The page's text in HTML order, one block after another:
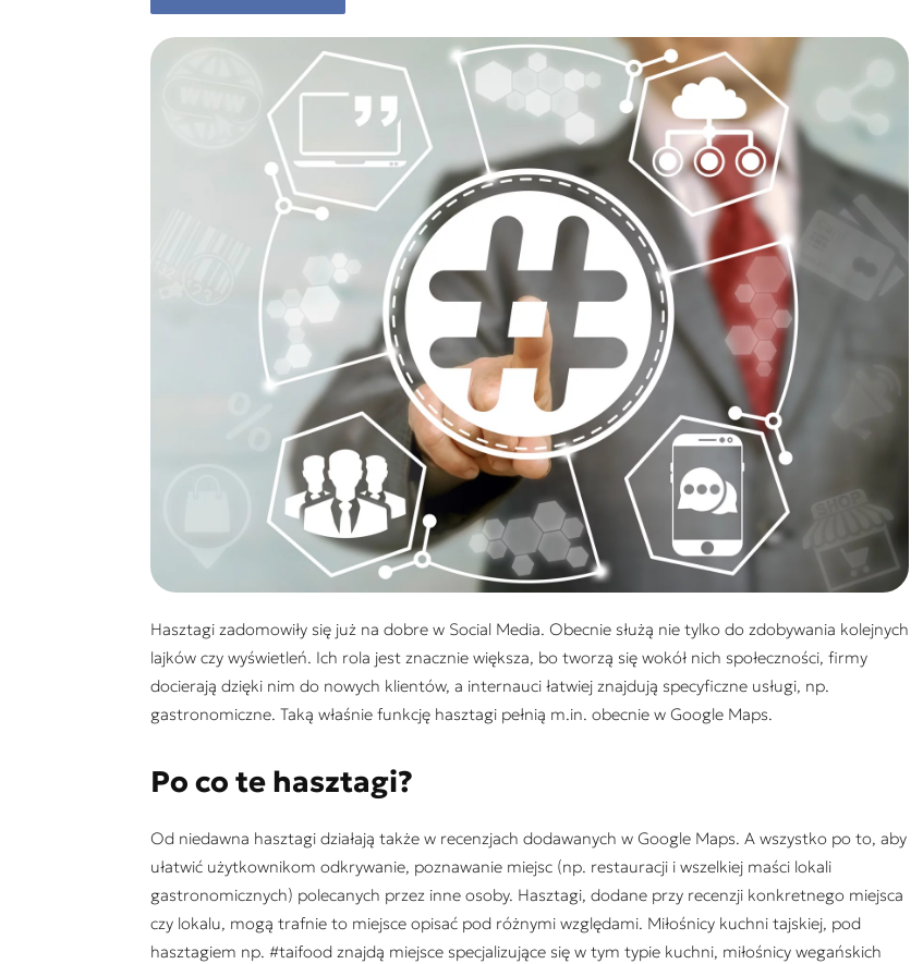
Hasztagi zadomowiły się już na dobre w Social Media. Obecnie służą nie tylko do zdobywania kolejnych
lajków czy wyświetleń. Ich rola jest znacznie większa, bo tworzą się wokół nich społeczności, firmy
docierają dzięki nim do nowych klientów, a internauci łatwiej znajdują specyficzne usługi, np.
gastronomiczne. Taką właśnie funkcję hasztagi pełnią m.in. obecnie w Google Maps.
Po co te hasztagi?
Od niedawna hasztagi działają także w recenzjach dodawanych w Google Maps. A wszystko po to, aby
ułatwić użytkownikom odkrywanie, poznawanie miejsc (np. restauracji i wszelkiej maści lokali
gastronomicznych) polecanych przez inne osoby. Hasztagi, dodane przy recenzji konkretnego miejsca
czy lokalu, mogą trafnie to miejsce opisać pod różnymi względami. Miłośnicy kuchni tajskiej, pod
hasztagiem np. #taifood znajdą miejsce specjalizujące się w tym typie kuchni, miłośnicy wegańskich